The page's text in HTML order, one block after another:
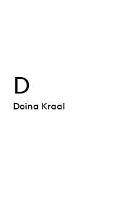
D
Doina Kraal